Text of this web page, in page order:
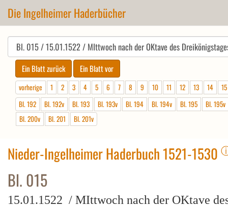
Die Ingelheimer Haderbücher
vorherige 1 2 3 4 5 6 7 8 9 10 11 12 13 14
15
Bl. 192
Bl. 192v Bl. 193 Bl. 193v Bl. 194 Bl. 194v Bl. 195
Bl. 195v
Bl. 200v
Bl. 201 Bl. 201v
Nieder-Ingelheimer Haderbuch 1521-1530
Bl. 015
15.01.1522 / MIttwoch nach der OKtave